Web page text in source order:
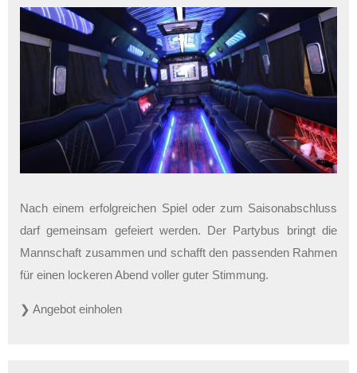
Nach einem erfolgreichen Spiel oder zum Saisonabschluss
darf gemeinsam gefeiert werden. Der Partybus bringt die
Mannschaft zusammen und schafft den passenden Rahmen
für einen lockeren Abend voller guter Stimmung.
❯ Angebot einholen